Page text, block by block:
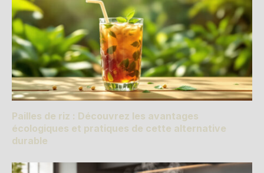
Pailles de riz : Découvrez les avantages
écologiques et pratiques de cette alternative
durable